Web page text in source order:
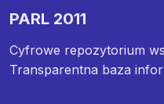
PARL 2011
Cyfrowe repozytorium
Transparentna baza